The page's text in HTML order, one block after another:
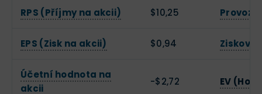
RPS (Příjmy na akcii) $10,25
EPS (Zisk na akcii) $0,94 Zisková
Účetní hodnota na
akcii
-$2,72 EV